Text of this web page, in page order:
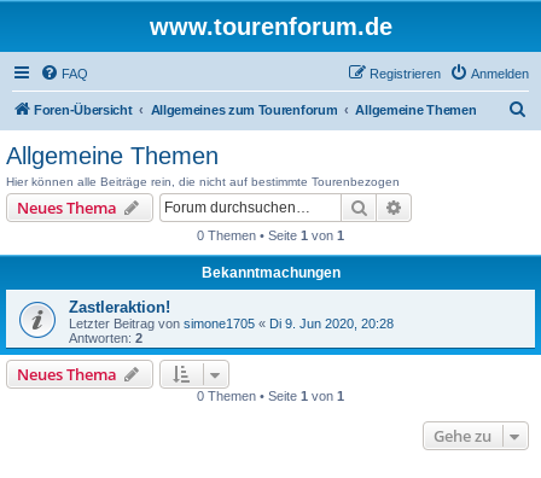
www.tourenforum.de
FAQ Anmelden
Registrieren
Foren-Übersicht Allgemeines zum Tourenforum Allgemeine Themen
Allgemeine Themen
Hier können alle Beiträge rein, die nicht auf bestimmte Tourenbezogen
Neues Thema Suche
0 Themen • Seite 1 von 1
Bekanntmachungen
Zastleraktion!
Letzter Beitrag von simone1705 « Di 9. Jun 2020, 20:28
Antworten: 2
Neues Thema
0 Themen • Seite 1 von 1
Gehe zu